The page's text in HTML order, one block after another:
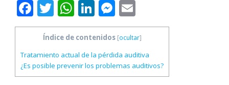
F
ac
b
o
T
w
itt
er
W
h
at
s
A
Li
n
k
e
dI
M
e
ss
e
n
m
ai
l
Índice de contenidos [ocultar]
Tratamiento actual de la pérdida auditiva
¿Es posible prevenir los problemas auditivos?